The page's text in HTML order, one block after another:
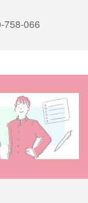
758-066